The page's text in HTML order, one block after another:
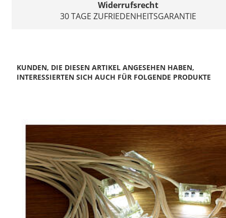
Widerrufsrecht
30 TAGE ZUFRIEDENHEITSGARANTIE
KUNDEN, DIE DIESEN ARTIKEL ANGESEHEN HABEN,
INTERESSIERTEN SICH AUCH FÜR FOLGENDE PRODUKTE